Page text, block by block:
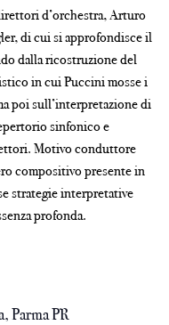
d’orchestra, Arturo
di cui si approfondisce il
dalla ricostruzione del
in cui Puccini mosse i
poi sull’interpretazione di
sinfonico e
Motivo conduttore
compositivo presente in
strategie interpretative
profonda.
Parma PR